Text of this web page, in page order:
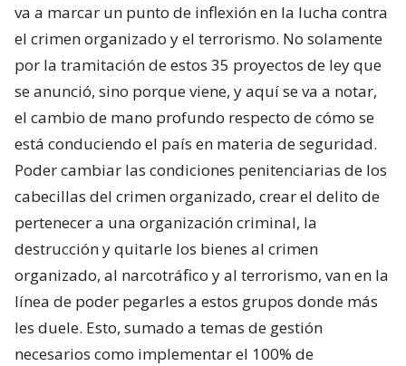
va a marcar un punto de inflexión en la lucha contra
el crimen organizado y el terrorismo. No solamente
por la tramitación de estos 35 proyectos de ley que
se anunció, sino porque viene, y aquí se va a notar,
el cambio de mano profundo respecto de cómo se
está conduciendo el país en materia de seguridad.
Poder cambiar las condiciones penitenciarias de los
cabecillas del crimen organizado, crear el delito de
pertenecer a una organización criminal, la
destrucción y quitarle los bienes al crimen
organizado, al narcotráfico y al terrorismo, van en la
línea de poder pegarles a estos grupos donde más
les duele. Esto, sumado a temas de gestión
necesarios como implementar el 100% de